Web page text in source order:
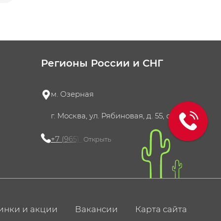
Регионы России и СНГ
м. Озерная
г. Москва, ул. Рябиновая, д. 55, стр. 4
+7 (965) 420-10-10
Открыть
и акции Вакансии Карта сайта